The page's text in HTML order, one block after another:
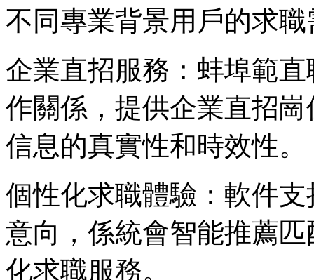
不同專業背景用戶的求職
企業直招服務：蚌埠範
作關係，提供企業直招
信息的真實性和時效性。
個性化求職體驗：軟件
意向，係統會智能推薦
化求職服務。